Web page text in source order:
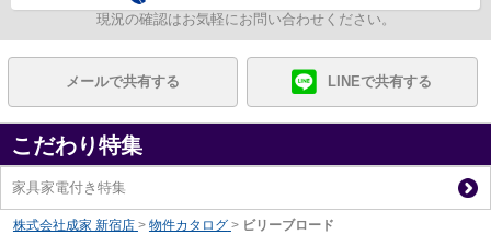
現況の確認はお気軽にお問い合わせください。
メールで共有する LINEで共有する
こだわり特集
家具家電付き特集
株式会社成家 新宿店 > 物件カタログ > ビリーブロード